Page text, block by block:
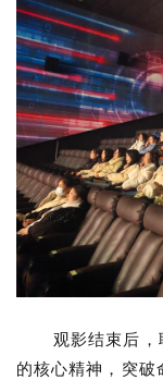
观影结束后
的核心精神，突